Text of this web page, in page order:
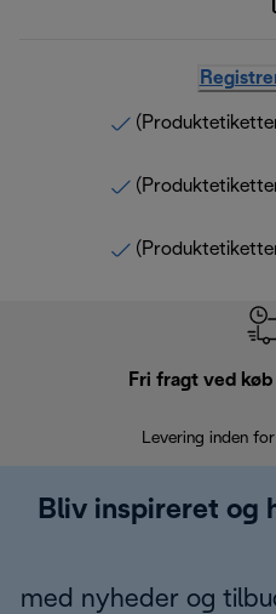
Fri fragt ved
Levering inden
Bliv inspireret og
med nyheder og